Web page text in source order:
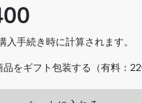
入手続き時に計算されます。
品をギフト包装する（有料：